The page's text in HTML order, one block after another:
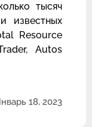
тысяч
известных
Resource
Autos
18, 2023